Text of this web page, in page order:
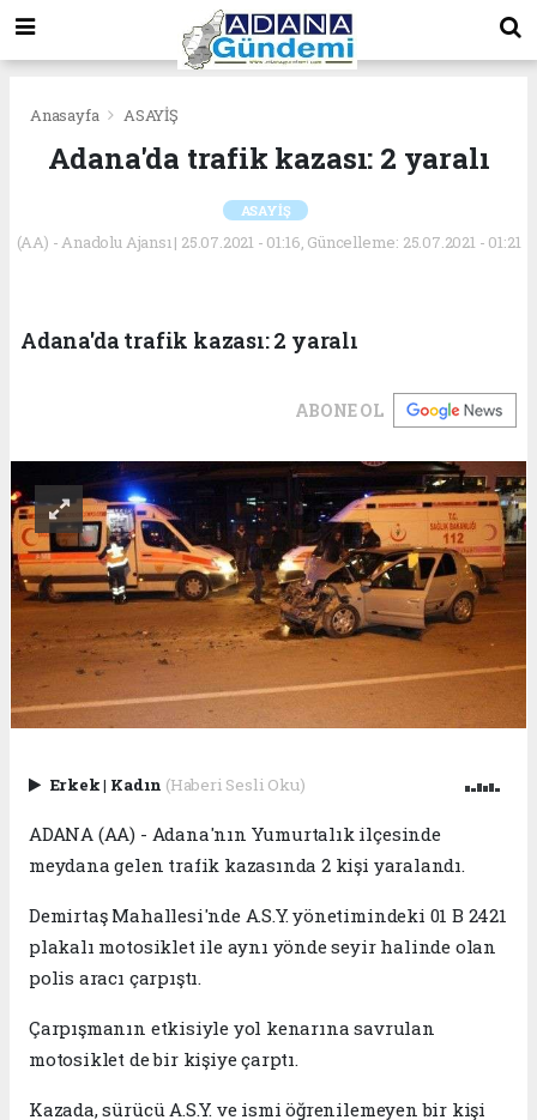
Anasayfa ASAYİŞ
Adana'da trafik kazası: 2 yaralı
ASAYİŞ
(AA) - Anadolu Ajansı | 25.07.2021 - 01:16, Güncelleme: 25.07.2021 - 01:21
Adana'da trafik kazası: 2 yaralı
ABONE OL
Erkek| Kadın (Haberi Sesli Oku)
ADANA (AA) - Adana'nın Yumurtalık ilçesinde
meydana gelen trafik kazasında 2 kişi yaralandı.
Demirtaş Mahallesi'nde A.S.Y. yönetimindeki 01 B 2421
plakalı motosiklet ile aynı yönde seyir halinde olan
polis aracı çarpıştı.
Çarpışmanın etkisiyle yol kenarına savrulan
motosiklet de bir kişiye çarptı.
Kazada, sürücü A.S.Y. ve ismi öğrenilemeyen bir kişi